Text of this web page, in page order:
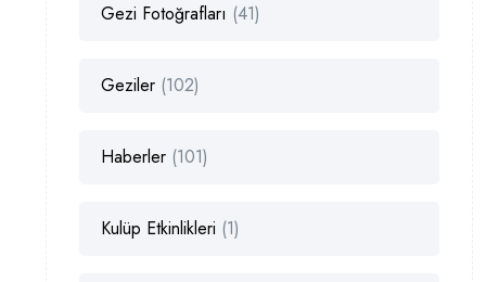
Gezi Fotoğrafları (41)
Geziler (102)
Haberler (101)
Kulüp Etkinlikleri (1)